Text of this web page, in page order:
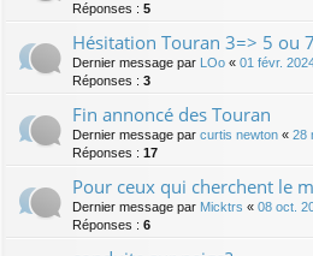
Réponses : 5
Hésitation Touran 3=> 5 ou
Dernier message par LOo « 01 févr.
Réponses : 3
Fin annoncé des Touran
Dernier message par curtis newton « 28
Réponses : 17
Pour ceux qui cherchent le
Dernier message par Micktrs « 08 oct.
Réponses : 6